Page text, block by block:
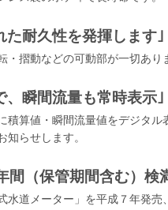
た耐久性を発揮します｣
・摺動などの可動部が一切あ
、瞬間流量も常時表示｣
積算値・瞬間流量値をデジタ
知らせします。
間（保管期間含む）検
水道メーター」を平成７年発